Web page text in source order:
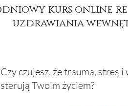
kurs online
uzdrawiania
Czy czujesz, że trauma, stres
sterują Twoim życiem?